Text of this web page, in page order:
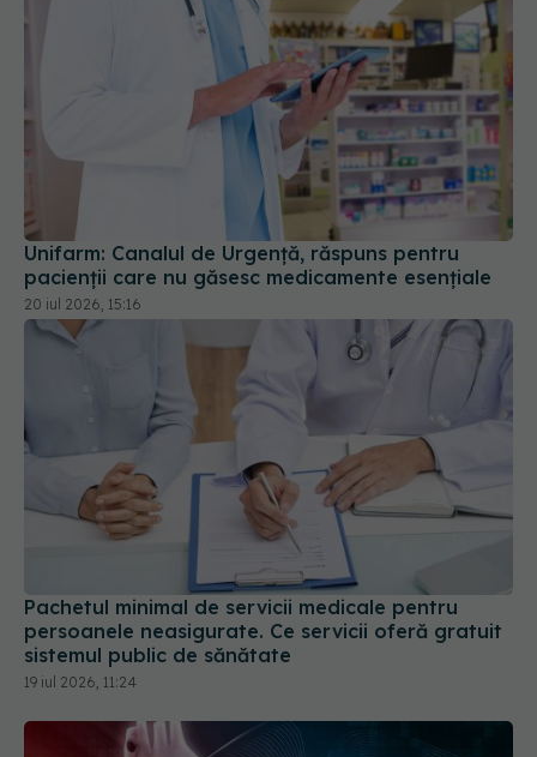
Unifarm: Canalul de Urgență, răspuns pentru
pacienții care nu găsesc medicamente esențiale
20 iul 2026, 15:16
Pachetul minimal de servicii medicale pentru
persoanele neasigurate. Ce servicii oferă gratuit